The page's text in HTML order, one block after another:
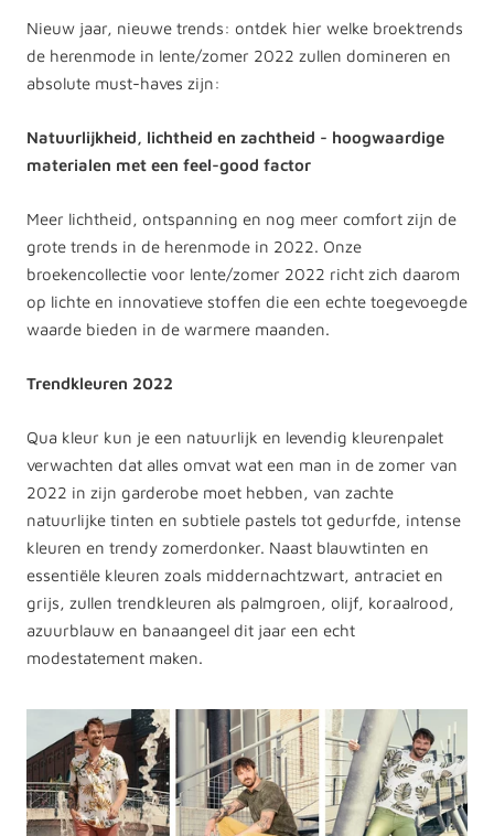
Nieuw jaar, nieuwe trends: ontdek hier welke broektrends
de herenmode in lente/zomer 2022 zullen domineren en
absolute must-haves zijn:
Natuurlijkheid, lichtheid en zachtheid - hoogwaardige
materialen met een feel-good factor
Meer lichtheid, ontspanning en nog meer comfort zijn de
grote trends in de herenmode in 2022. Onze
broekencollectie voor lente/zomer 2022 richt zich daarom
op lichte en innovatieve stoffen die een echte toegevoegde
waarde bieden in de warmere maanden.
Trendkleuren 2022
Qua kleur kun je een natuurlijk en levendig kleurenpalet
verwachten dat alles omvat wat een man in de zomer van
2022 in zijn garderobe moet hebben, van zachte
natuurlijke tinten en subtiele pastels tot gedurfde, intense
kleuren en trendy zomerdonker. Naast blauwtinten en
essentiële kleuren zoals middernachtzwart, antraciet en
grijs, zullen trendkleuren als palmgroen, olijf, koraalrood,
azuurblauw en banaangeel dit jaar een echt
modestatement maken.